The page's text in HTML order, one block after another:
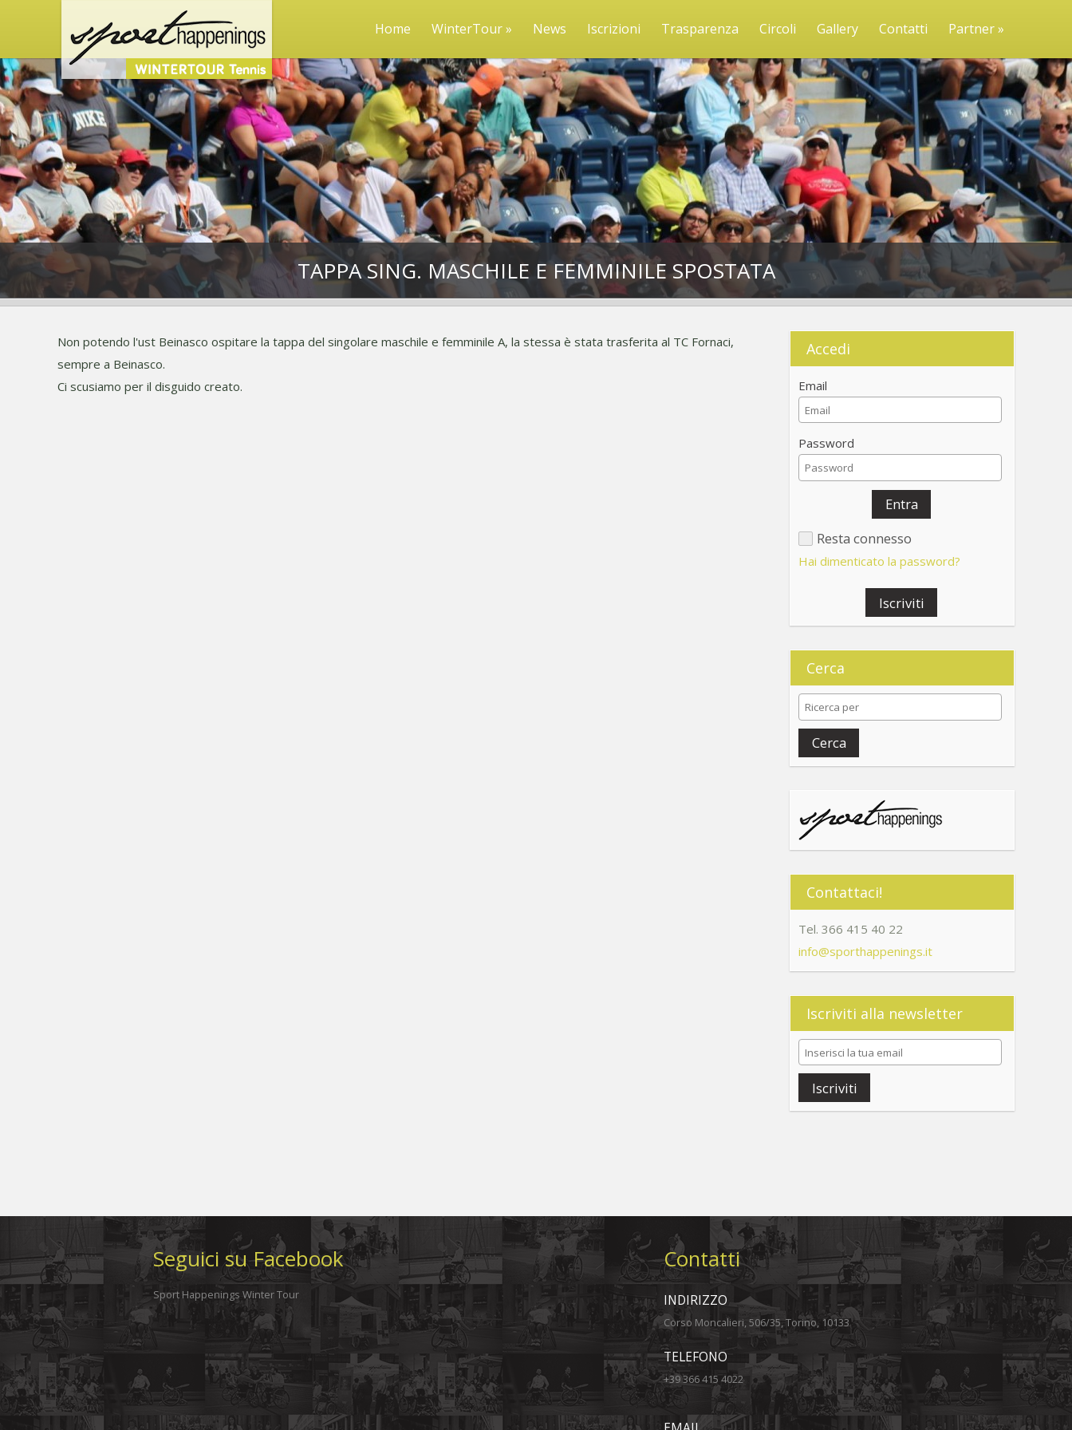
Home WinterTour » News Iscrizioni Trasparenza Circoli Gallery Contatti Partner »
TAPPA SING. MASCHILE E FEMMINILE SPOSTATA
Non potendo l'ust Beinasco ospitare la tappa del singolare maschile e femminile A, la stessa è stata trasferita al TC Fornaci,
sempre a Beinasco.
Ci scusiamo per il disguido creato.
Accedi
Email
Password
Entra
Resta connesso
Hai dimenticato la password?
Iscriviti
Cerca
Cerca
Contattaci!
Tel. 366 415 40 22
info@sporthappenings.it
Iscriviti alla newsletter
Iscriviti
Seguici su Facebook
Sport Happenings Winter Tour
Contatti
INDIRIZZO
Corso Moncalieri, 506/35, Torino, 10133
TELEFONO
+39 366 415 4022